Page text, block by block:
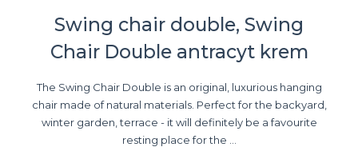
Swing chair double, Swing
Chair Double antracyt krem
The Swing Chair Double is an original, luxurious hanging
chair made of natural materials. Perfect for the backyard,
winter garden, terrace - it will definitely be a favourite
resting place for the ...